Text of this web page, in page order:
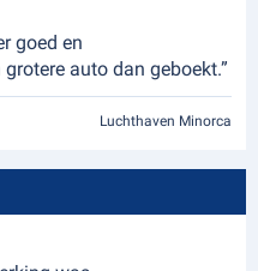
goed en
auto dan geboekt.”
Luchthaven Minorca